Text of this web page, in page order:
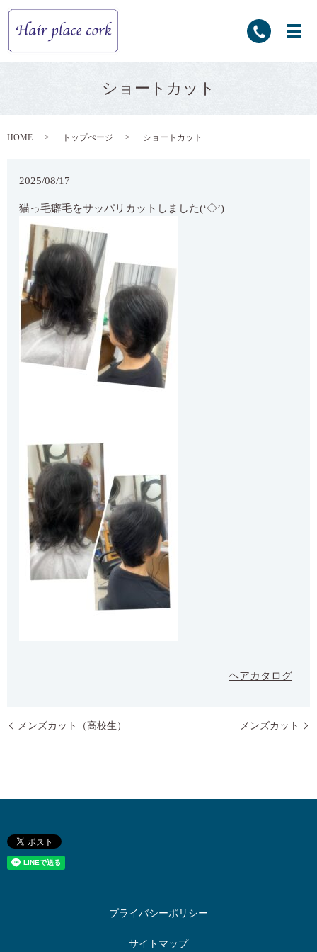
ショートカット
HOME トップぺージ ショートカット
2025/08/17
猫っ毛癖毛をサッパリカットしました(‘◇’)ゞ
ヘアカタログ
メンズカット（高校生） メンズカット
プライバシーポリシー
サイトマップ